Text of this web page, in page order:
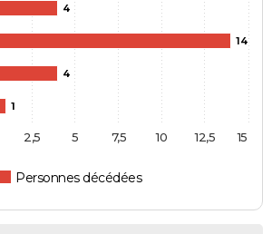
4
14
4
1
Personnes décédées
2,5 5 7,5 10 12,5 15